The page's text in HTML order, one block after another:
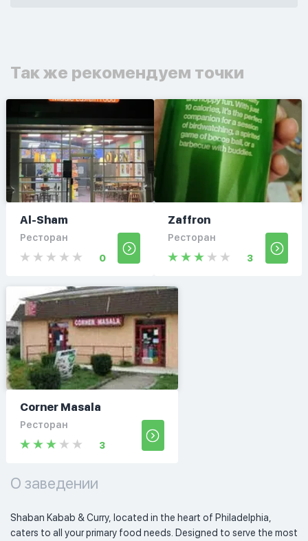
Так же рекомендуем точки
Al-Sham
Ресторан
0
Zaffron
Ресторан
3
Corner Masala
Ресторан
3
О заведении
Shaban Kabab & Curry, located in the heart of Philadelphia,
caters to all your primary food needs. Designed to serve the most